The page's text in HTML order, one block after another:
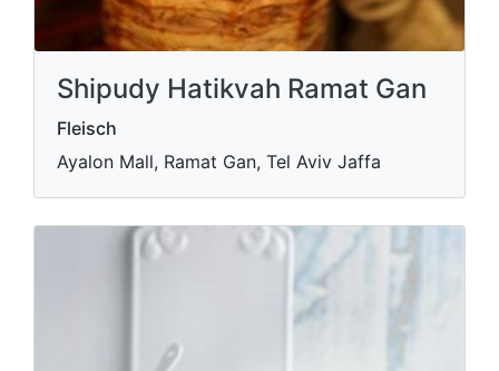
Shipudy Hatikvah Ramat Gan
Fleisch
Ayalon Mall, Ramat Gan, Tel Aviv Jaffa